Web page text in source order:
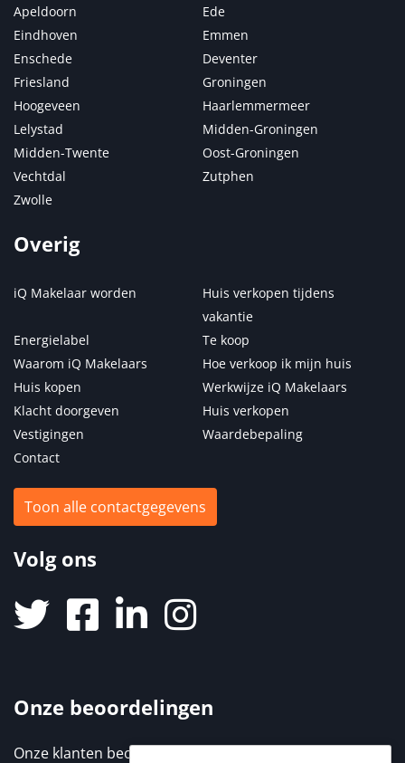
Apeldoorn
Ede
Eindhoven
Emmen
Enschede
Deventer
Friesland
Groningen
Hoogeveen
Haarlemmermeer
Lelystad
Midden-Groningen
Midden-Twente
Oost-Groningen
Vechtdal
Zutphen
Zwolle
Overig
iQ Makelaar worden
Huis verkopen tijdens
vakantie
Energielabel
Te koop
Waarom iQ Makelaars
Hoe verkoop ik mijn huis
Huis kopen
Werkwijze iQ Makelaars
Klacht doorgeven
Huis verkopen
Vestigingen
Waardebepaling
Contact
Toon alle contactgegevens
Volg ons
Onze beoordelingen
Onze klanten beoordelen ons met een 9,3 / 10. Elke